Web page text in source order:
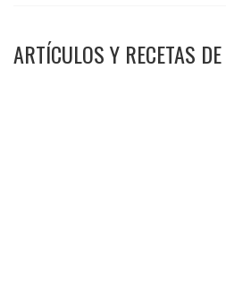
ARTÍCULOS Y RECETAS